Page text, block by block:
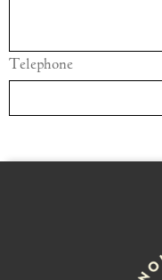
Telephone